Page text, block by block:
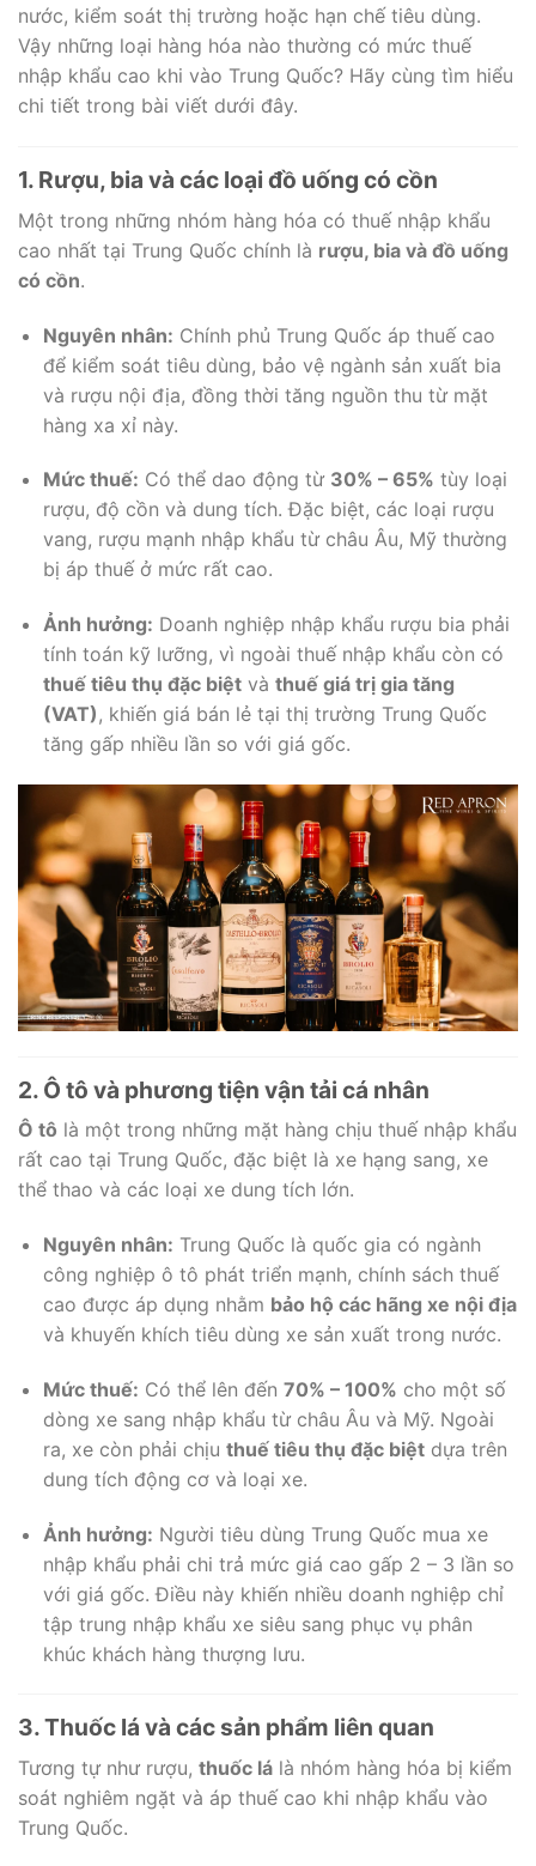
nước, kiểm soát thị trường hoặc hạn chế tiêu dùng.
Vậy những loại hàng hóa nào thường có mức thuế
nhập khẩu cao khi vào Trung Quốc? Hãy cùng tìm hiểu
chi tiết trong bài viết dưới đây.
1. Rượu, bia và các loại đồ uống có cồn
Một trong những nhóm hàng hóa có thuế nhập khẩu
cao nhất tại Trung Quốc chính là rượu, bia và đồ uống
có cồn.
Nguyên nhân: Chính phủ Trung Quốc áp thuế cao
để kiểm soát tiêu dùng, bảo vệ ngành sản xuất bia
và rượu nội địa, đồng thời tăng nguồn thu từ mặt
hàng xa xỉ này.
Mức thuế: Có thể dao động từ 30% – 65% tùy loại
rượu, độ cồn và dung tích. Đặc biệt, các loại rượu
vang, rượu mạnh nhập khẩu từ châu Âu, Mỹ thường
bị áp thuế ở mức rất cao.
Ảnh hưởng: Doanh nghiệp nhập khẩu rượu bia phải
tính toán kỹ lưỡng, vì ngoài thuế nhập khẩu còn có
thuế tiêu thụ đặc biệtvà thuế giá trị gia tăng
(VAT), khiến giá bán lẻ tại thị trường Trung Quốc
tăng gấp nhiều lần so với giá gốc.
2. Ô tô và phương tiện vận tải cá nhân
Ô tô là một trong những mặt hàng chịu thuế nhập khẩu
rất cao tại Trung Quốc, đặc biệt là xe hạng sang, xe
thể thao và các loại xe dung tích lớn.
Nguyên nhân: Trung Quốc là quốc gia có ngành
công nghiệp ô tô phát triển mạnh, chính sách thuế
cao được áp dụng nhằm bảo hộ các hãng xe nội địa
và khuyến khích tiêu dùng xe sản xuất trong nước.
Mức thuế: Có thể lên đến 70% – 100% cho một số
dòng xe sang nhập khẩu từ châu Âu và Mỹ. Ngoài
ra, xe còn phải chịu thuế tiêu thụ đặc biệtdựa trên
dung tích động cơ và loại xe.
Ảnh hưởng: Người tiêu dùng Trung Quốc mua xe
nhập khẩu phải chi trả mức giá cao gấp 2 – 3 lần so
với giá gốc. Điều này khiến nhiều doanh nghiệp chỉ
tập trung nhập khẩu xe siêu sang phục vụ phân
khúc khách hàng thượng lưu.
3. Thuốc lá và các sản phẩm liên quan
Tương tự như rượu, thuốc lá là nhóm hàng hóa bị kiểm
soát nghiêm ngặt và áp thuế cao khi nhập khẩu vào
Trung Quốc.